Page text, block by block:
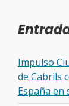
Impulso
de Cabrils
España en